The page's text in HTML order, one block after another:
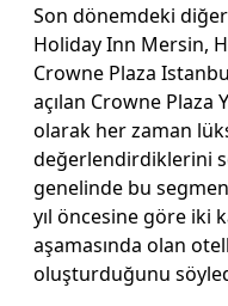
Son dönemdeki
Holiday Inn Mer­sin,
Crowne Plaza
açılan Crowne Plaza
ola­rak her zaman
değerlendirdik­lerini
genelinde bu
yıl öncesine göre iki
aşama­sında olan
oluşturduğunu